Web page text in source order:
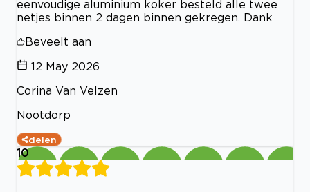
eenvoudige aluminium koker besteld alle twee
netjes binnen 2 dagen binnen gekregen. Dank
Beveelt aan
12 May 2026
Corina Van Velzen
Nootdorp
delen
10